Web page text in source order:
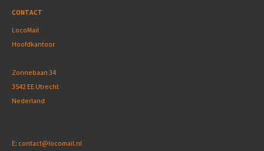
CONTACT
LocoMail
Hoofdkantoor
Zonnebaan 34
3542 EE Utrecht
Nederland
E: contact@locomail.nl